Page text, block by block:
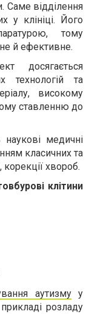
Саме відділення
у клініці. Його
тому
й ефективне.
досягається
технологій та
високому
ставленню до
наукові медичні
класичних та
хвороб.
клітини
аутизмуу
розладу